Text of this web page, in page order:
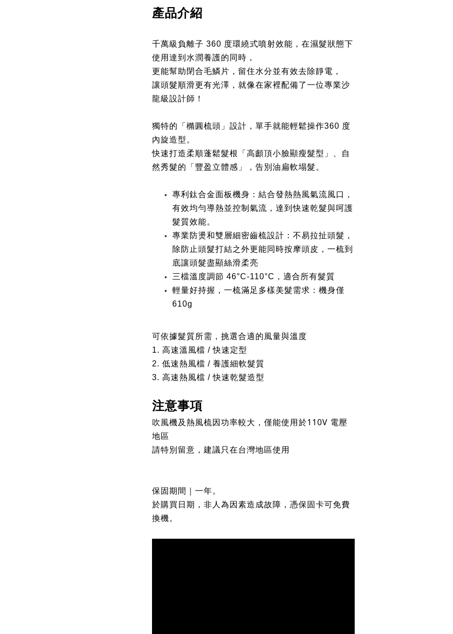
產品介紹
千萬級負離子 360 度環繞式噴射效能，在濕髮狀態下
使用達到水潤養護的同時，
更能幫助閉合毛鱗片，留住水分並有效去除靜電，
讓頭髮順滑更有光澤，就像在家裡配備了一位專業沙
龍級設計師！
獨特的「橢圓梳頭」設計，單手就能輕鬆操作360 度
內旋造型。
快速打造柔順蓬鬆髮根「高顱頂小臉顯瘦髮型」、自
然秀髮的「豐盈立體感」，告別油扁軟塌髮。
專利鈦合金面板機身：結合發熱熱風氣流風口，
有效均勻導熱並控制氣流，達到快速乾髮與呵護
髮質效能。
專業防燙和雙層細密齒梳設計：不易拉扯頭髮，
除防止頭髮打結之外更能同時按摩頭皮，一梳到
底讓頭髮盡顯絲滑柔亮
三檔溫度調節 46°C-110°C，適合所有髮質
輕量好持握，一梳滿足多樣美髮需求：機身僅
610g
可依據髮質所需，挑選合適的風量與溫度
1. 高速溫風檔 / 快速定型
2. 低速熱風檔 / 養護細軟髮質
3. 高速熱風檔 / 快速乾髮造型
注意事項
吹風機及熱風梳因功率較大，僅能使用於110V 電壓
地區
請特別留意，建議只在台灣地區使用
保固期間｜一年。
於購買日期，非人為因素造成故障，憑保固卡可免費
換機。